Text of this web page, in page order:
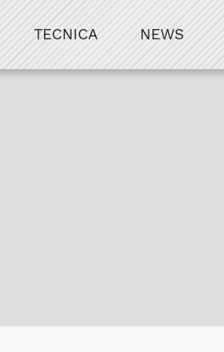
TECNICA NEWS